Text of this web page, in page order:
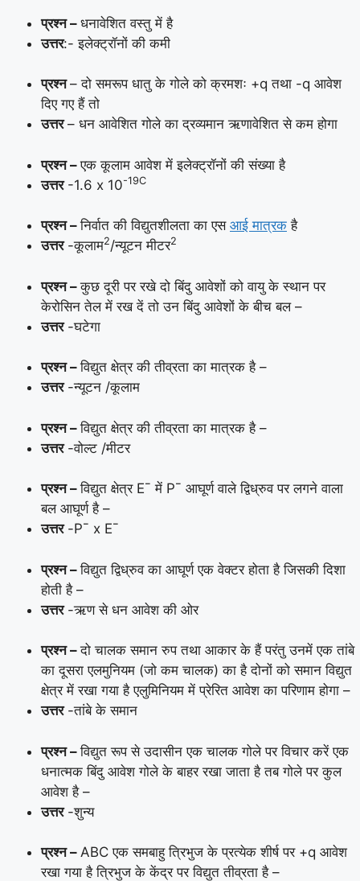
प्रश्न – धनावेशित वस्तु में है
उत्तर:- इलेक्ट्रॉनों की कमी
प्रश्न– दो समरूप धातु के गोले को क्रमशः +q तथा -q आवेश
दिए गए हैं तो
उत्तर– धन आवेशित गोले का द्रव्यमान ऋणावेशित से कम होगा
प्रश्न –एक कूलाम आवेश में इलेक्ट्रॉनों की संख्या है
उत्तर-1.6 x 10-19C
प्रश्न –निर्वात की विद्युतशीलता का एस आई मात्रक है
उत्तर-कूलाम2/न्यूटन मीटर2
प्रश्न –कुछ दूरी पर रखे दो बिंदु आवेशों को वायु के स्थान पर
केरोसिन तेल में रख दें तो उन बिंदु आवेशों के बीच बल –
उत्तर-घटेगा
प्रश्न –विद्युत क्षेत्र की तीव्रता का मात्रक है –
उत्तर-न्यूटन /कूलाम
प्रश्न –विद्युत क्षेत्र की तीव्रता का मात्रक है –
उत्तर-वोल्ट /मीटर
प्रश्न –विद्युत क्षेत्र E¯ में P¯­­ आघूर्ण वाले द्विध्रुव पर लगने वाला
बल आघूर्ण है –
उत्तर-P¯ x E¯
प्रश्न –विद्युत द्विध्रुव का आघूर्ण एक वेक्टर होता है जिसकी दिशा
होती है –
उत्तर-ऋण से धन आवेश की ओर
प्रश्न –दो चालक समान रुप तथा आकार के हैं परंतु उनमें एक तांबे
का दूसरा एलमुनियम (जो कम चालक) का है दोनों को समान विद्युत
क्षेत्र में रखा गया है एलुमिनियम में प्रेरित आवेश का परिणाम होगा –
उत्तर-तांबे के समान
प्रश्न –विद्युत रूप से उदासीन एक चालक गोले पर विचार करें एक
धनात्मक बिंदु आवेश गोले के बाहर रखा जाता है तब गोले पर कुल
आवेश है –
उत्तर-शुन्य
प्रश्न – ABC एक समबाहु त्रिभुज के प्रत्येक शीर्ष पर +q आवेश
रखा गया है त्रिभुज के केंद्र पर विद्युत तीव्रता है –